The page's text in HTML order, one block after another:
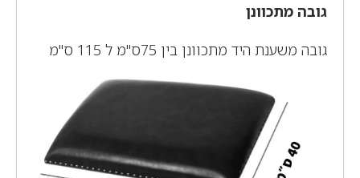
גובה מתכוונן
גובה משענת היד מתכוונן בין 75ס"מ ל 115 ס"מ